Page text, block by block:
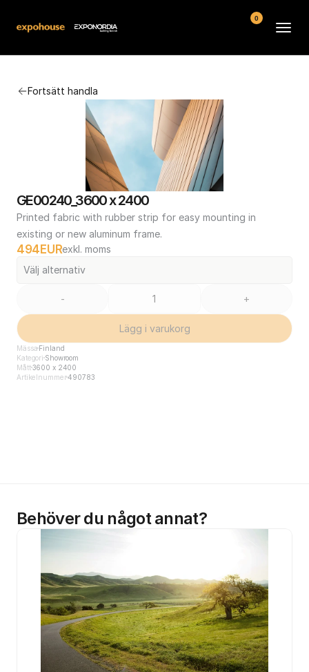
Fortsätt handla
GE00240_3600 x 2400
Printed fabric with rubber strip for easy mounting in
existing or new aluminum frame.
494 EURexkl. moms
Välj alternativ
- +
Lägg i varukorg
Mässa Finland
Kategori Showroom
Mått3600 x 2400
Artikelnummer490783
Behöver du något annat?
Kontakt
Köpvillkor
0